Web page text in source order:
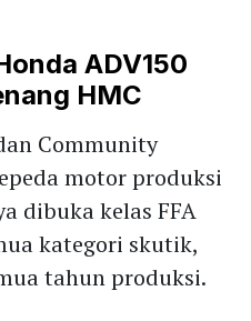
ADV150
HMC
Community
motor produksi
dibuka kelas FFA
kategori skutik,
tahun produksi.